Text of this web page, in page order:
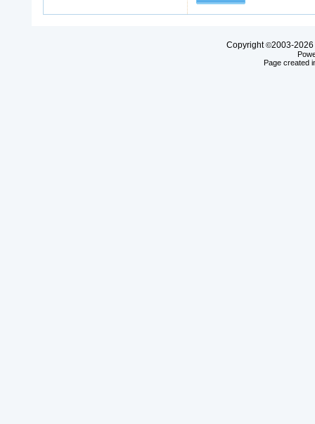
Copyright©2003-2026
Page created